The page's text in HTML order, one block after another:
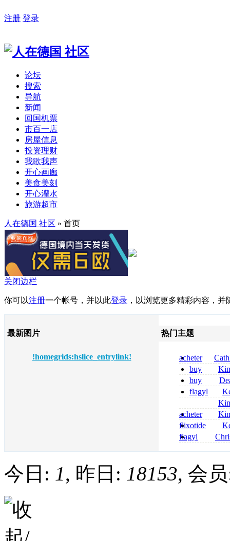
注册 登录
论坛
搜索
导航
新闻
回国机票
市百一店
房屋信息
投资理财
我歌我声
开心画廊
美食美刻
开心灌水
旅游超市
人在德国 社区 » 首页
关闭边栏
你可以注册一个帐号，并以此登录 ，以浏览更多精彩内容，
最新图片
!homegrids:hslice_entrylink!
热门主题
acheter
dapsone site
buy
zolpidem usa
buy
pregabalin
pregabalin
flagyl
online
bestellen
nolvadex
nolvadex
acheter
celebrex
flixotide
junior kaufen
flagyl
今日: 1, 昨日: 18153, 会